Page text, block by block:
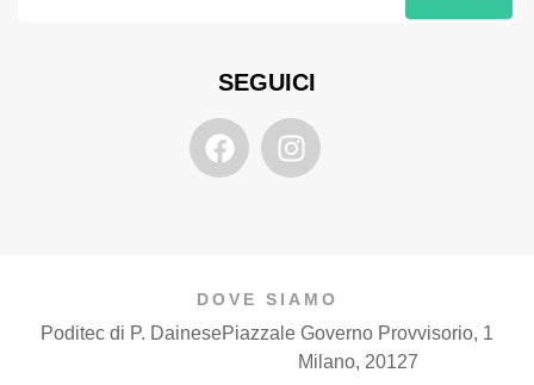
SEGUICI
DOVE SIAMO
Poditec di P. DainesePiazzale Governo Provvisorio, 1
Milano, 20127